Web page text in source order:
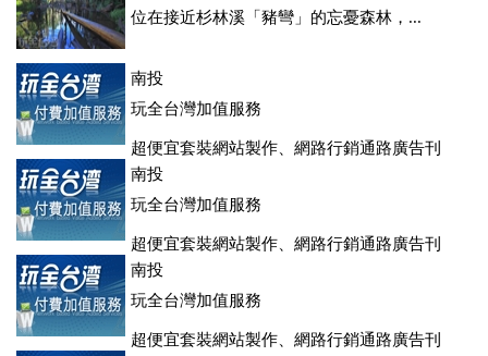
位在接近杉林溪「豬彎」的忘憂森林，...
南投
玩全台灣加值服務
超便宜套裝網站製作、網路行銷通路廣告刊
登、訂房系統、客房委託旅行社銷售，全面優惠中....
南投
玩全台灣加值服務
超便宜套裝網站製作、網路行銷通路廣告刊
登、訂房系統、客房委託旅行社銷售，全面優惠中....
南投
玩全台灣加值服務
超便宜套裝網站製作、網路行銷通路廣告刊